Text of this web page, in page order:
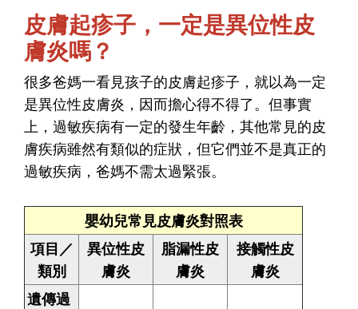
皮膚起疹子，一定是異位性皮
膚炎嗎？
很多爸媽一看見孩子的皮膚起疹子，就以為一定
是異位性皮膚炎，因而擔心得不得了。但事實
上，過敏疾病有一定的發生年齡，其他常見的皮
膚疾病雖然有類似的症狀，但它們並不是真正的
過敏疾病，爸媽不需太過緊張。
嬰幼兒常見皮膚炎對照表
項目／
類別
異位性皮
膚炎
脂漏性皮
膚炎
接觸性皮
膚炎
遺傳過